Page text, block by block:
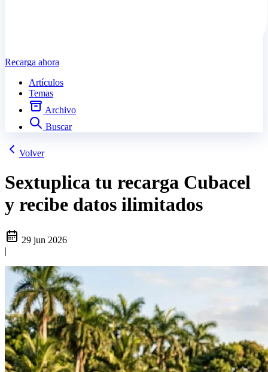
Recarga ahora
Artículos
Temas
Archivo
Buscar
Volver
Sextuplica tu recarga Cubacel
y recibe datos ilimitados
29 jun 2026
|